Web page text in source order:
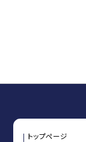
トップページ